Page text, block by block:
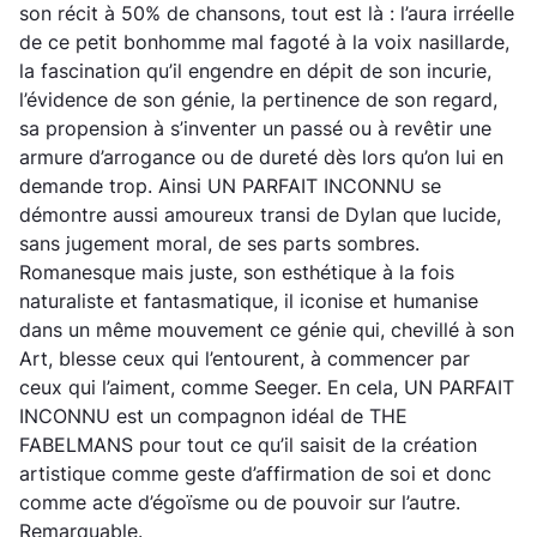
son récit à 50% de chansons, tout est là : l’aura irréelle
de ce petit bonhomme mal fagoté à la voix nasillarde,
la fascination qu’il engendre en dépit de son incurie,
l’évidence de son génie, la pertinence de son regard,
sa propension à s’inventer un passé ou à revêtir une
armure d’arrogance ou de dureté dès lors qu’on lui en
demande trop. Ainsi UN PARFAIT INCONNU se
démontre aussi amoureux transi de Dylan que lucide,
sans jugement moral, de ses parts sombres.
Romanesque mais juste, son esthétique à la fois
naturaliste et fantasmatique, il iconise et humanise
dans un même mouvement ce génie qui, chevillé à son
Art, blesse ceux qui l’entourent, à commencer par
ceux qui l’aiment, comme Seeger. En cela, UN PARFAIT
INCONNU est un compagnon idéal de THE
FABELMANS pour tout ce qu’il saisit de la création
artistique comme geste d’affirmation de soi et donc
comme acte d’égoïsme ou de pouvoir sur l’autre.
Remarquable.